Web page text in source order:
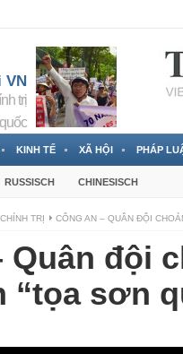
VN
trị
KINH TẾ XÃ HỘI PHÁP
RUSSISCH CHINESISCH
CHÍNH TRỊ CÔNG AN – QUÂN ĐỘI
Quân đội
“tọa sơn